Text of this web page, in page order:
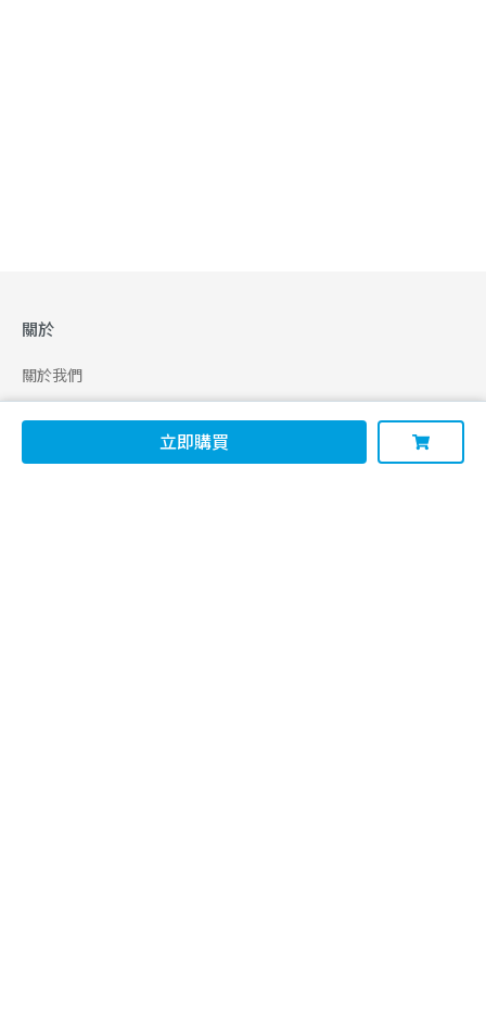
立即購買
關於
關於我們
合作申請